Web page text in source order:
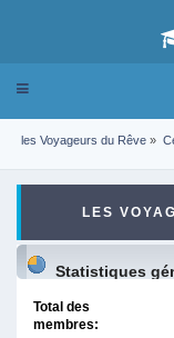
Toggle
les Voyageurs du Rêve »
LES
Statistiques
Total des
membres: